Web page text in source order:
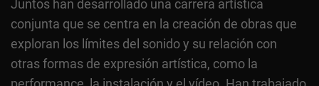
Juntos han desarrollado una carrera artística
conjunta que se centra en la creación de obras que
exploran los límites del sonido y su relación con
otras formas de expresión artística, como la